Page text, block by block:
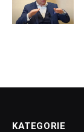
KATEGORIE